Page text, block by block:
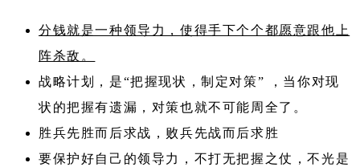
分钱就是一种领导力，使得手下个个都愿意跟他上
阵杀敌。
战略计划，是“把握现状，制定对策” ，当你对现
状的把握有遗漏，对策也就不可能周全了。
胜兵先胜而后求战，败兵先战而后求胜
要保护好自己的领导力，不打无把握之仗，不光是